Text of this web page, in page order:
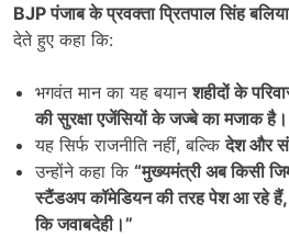
BJPपंजाब के प्रवक्ता प्रितपाल सिंह
देते हुए कहा कि:
भगवंत मान का यह बयानशहीदों के
की सुरक्षा एजेंसियों के जज्बे का मजाक है।
यह सिर्फ राजनीति नहीं, बल्किदेश और
उन्होंने कहा कि “मुख्यमंत्री अब किसी
स्टैंडअप कॉमेडियन की तरह पेश आ रहे हैं
कि जवाबदेही।”